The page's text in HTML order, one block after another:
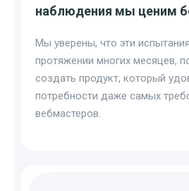
наблюдения мы ценим
Мы уверены, что эти
протяжении многих месяцев,
создать продукт, который
потребности даже самых
вебмастеров.